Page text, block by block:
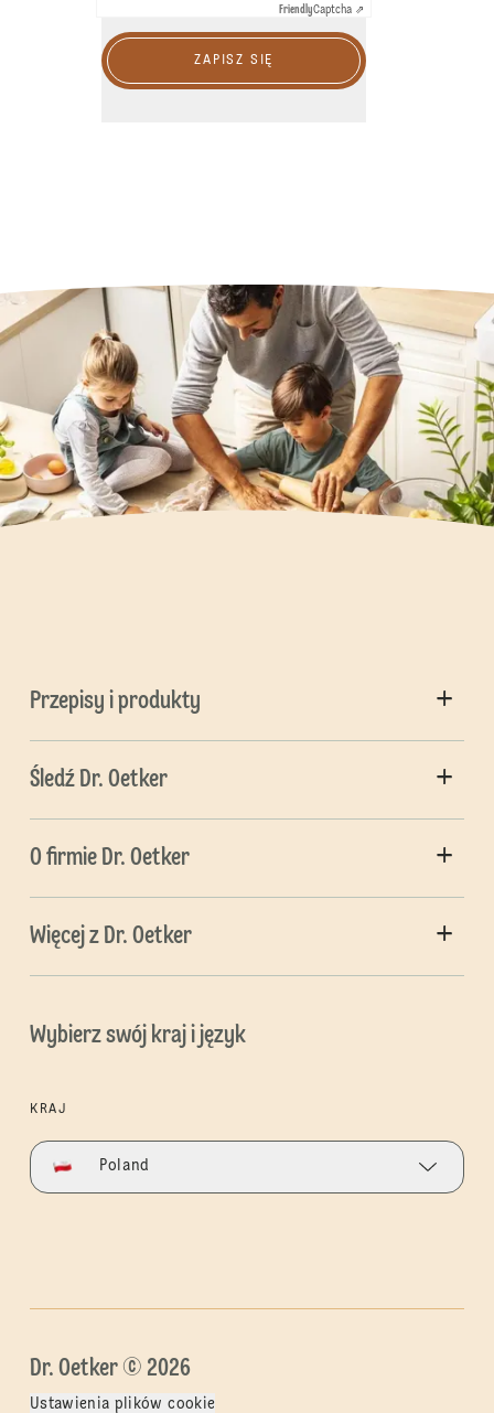
FriendlyCaptcha ⇗
ZAPISZ SIĘ
Przepisy i produkty
Śledź Dr. Oetker
O firmie Dr. Oetker
Więcej z Dr. Oetker
Wybierz swój kraj i język
KRAJ
Poland
Dr. Oetker © 2026
Ustawienia plików cookie